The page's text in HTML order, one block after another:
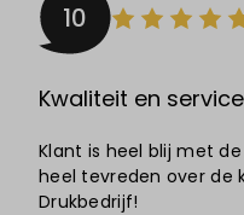
10
Kwaliteit en
Klant is heel blij met
heel tevreden over de
Drukbedrijf!